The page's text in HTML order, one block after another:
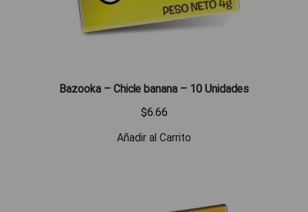
Bazooka – Chicle banana – 10 Unidades
$6.66
Añadir al Carrito